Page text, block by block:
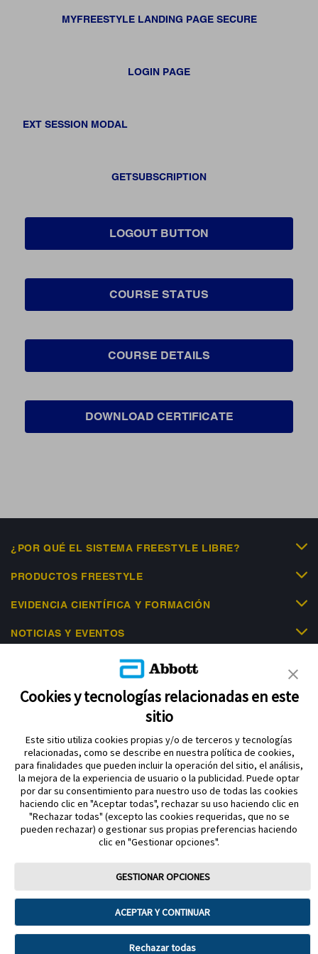
MYFREESTYLE LANDING PAGE SECURE
LOGIN PAGE
EXT SESSION MODAL
GETSUBSCRIPTION
LOGOUT BUTTON
COURSE STATUS
COURSE DETAILS
DOWNLOAD CERTIFICATE
¿POR QUÉ EL SISTEMA FREESTYLE LIBRE?
PRODUCTOS FREESTYLE
EVIDENCIA CIENTÍFICA Y FORMACIÓN
NOTICIAS Y EVENTOS
AYUDA
Política de privacidad
Aviso legal y términos y condiciones de uso Abbott
Política de cookies
Acerca de Abbott diabetes care división
FreeStyle, Libre, y las marcas relacionadas son marcas comerciales de
Abbott Material dirigido a profesional sanitario. Para mayor información lea
atentamente el Manual de Usuario. Cumple con la normativa que regula los
productos sanitarios. Los Sistemas de Monitorización de Glucosa FreeStyle
Libre deben retirarse antes de someterse a un estudio de imágenes por
resonancia magnética (RM). Imágenes para fines ilustrativos. No son
Cookies y tecnologías relacionadas en este
sitio
Este sitio utiliza cookies propias y/o de terceros y tecnologías
relacionadas, como se describe en nuestra política de cookies,
para finalidades que pueden incluir la operación del sitio, el análisis,
la mejora de la experiencia de usuario o la publicidad. Puede optar
por dar su consentimiento para nuestro uso de todas las cookies
haciendo clic en "Aceptar todas", rechazar su uso haciendo clic en
"Rechazar todas" (excepto las cookies requeridas, que no se
pueden rechazar) o gestionar sus propias preferencias haciendo
clic en "Gestionar opciones".
GESTIONAR OPCIONES
ACEPTAR Y CONTINUAR
Rechazar todas